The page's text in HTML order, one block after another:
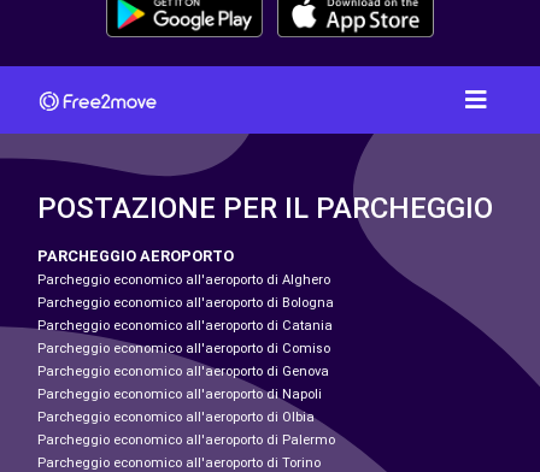
POSTAZIONE PER IL PARCHEGGIO
PARCHEGGIO AEROPORTO
Parcheggio economico all'aeroporto di Alghero
Parcheggio economico all'aeroporto di Bologna
Parcheggio economico all'aeroporto di Catania
Parcheggio economico all'aeroporto di Comiso
Parcheggio economico all'aeroporto di Genova
Parcheggio economico all'aeroporto di Napoli
Parcheggio economico all'aeroporto di Olbia
Parcheggio economico all'aeroporto di Palermo
Parcheggio economico all'aeroporto di Torino